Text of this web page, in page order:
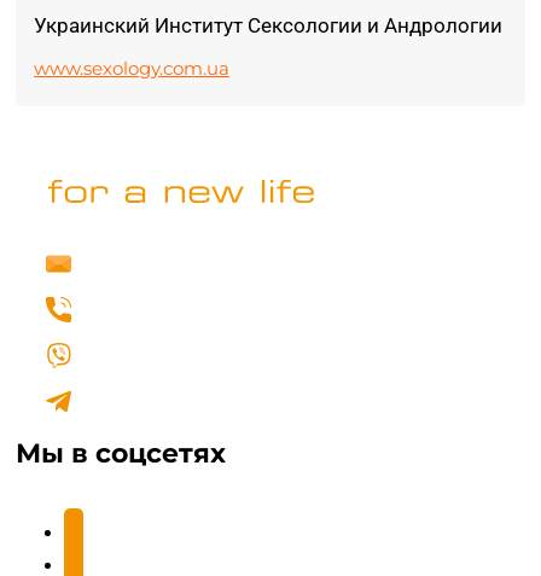
Украинский Институт Сексологии и Андрологии
www.sexology.com.ua
Мы в соцсетях